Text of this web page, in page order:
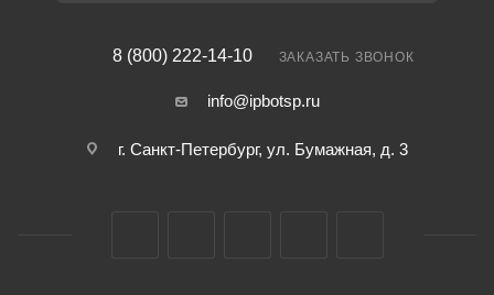
8 (800) 222-14-10 ЗАКАЗАТЬ ЗВОНОК
info@ipbotsp.ru
г. Санкт-Петербург, ул. Бумажная, д. 3